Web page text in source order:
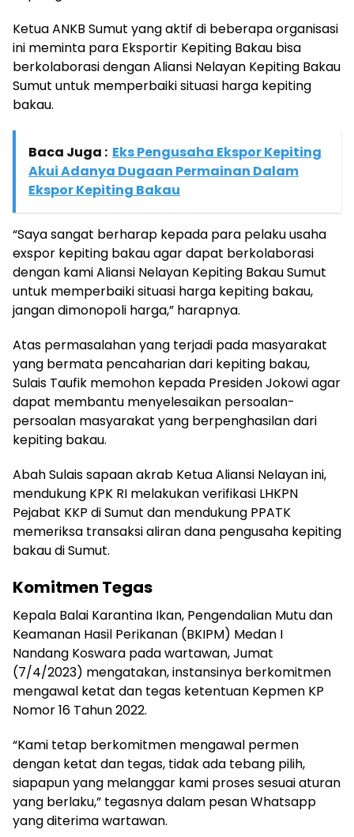
Ketua ANKB Sumut yang aktif di beberapa organisasi
ini meminta para Eksportir Kepiting Bakau bisa
berkolaborasi dengan Aliansi Nelayan Kepiting Bakau
Sumut untuk memperbaiki situasi harga kepiting
bakau.
Baca Juga : Eks Pengusaha Ekspor Kepiting
Akui Adanya Dugaan Permainan Dalam
Ekspor Kepiting Bakau
“Saya sangat berharap kepada para pelaku usaha
exspor kepiting bakau agar dapat berkolaborasi
dengan kami Aliansi Nelayan Kepiting Bakau Sumut
untuk memperbaiki situasi harga kepiting bakau,
jangan dimonopoli harga,” harapnya.
Atas permasalahan yang terjadi pada masyarakat
yang bermata pencaharian dari kepiting bakau,
Sulais Taufik memohon kepada Presiden Jokowi agar
dapat membantu menyelesaikan persoalan-
persoalan masyarakat yang berpenghasilan dari
kepiting bakau.
Abah Sulais sapaan akrab Ketua Aliansi Nelayan ini,
mendukung KPK RI melakukan verifikasi LHKPN
Pejabat KKP di Sumut dan mendukung PPATK
memeriksa transaksi aliran dana pengusaha kepiting
bakau di Sumut.
Komitmen Tegas
Kepala Balai Karantina Ikan, Pengendalian Mutu dan
Keamanan Hasil Perikanan (BKIPM) Medan I
Nandang Koswara pada wartawan, Jumat
(7/4/2023) mengatakan, instansinya berkomitmen
mengawal ketat dan tegas ketentuan Kepmen KP
Nomor 16 Tahun 2022.
“Kami tetap berkomitmen mengawal permen
dengan ketat dan tegas, tidak ada tebang pilih,
siapapun yang melanggar kami proses sesuai aturan
yang berlaku,” tegasnya dalam pesan Whatsapp
yang diterima wartawan.